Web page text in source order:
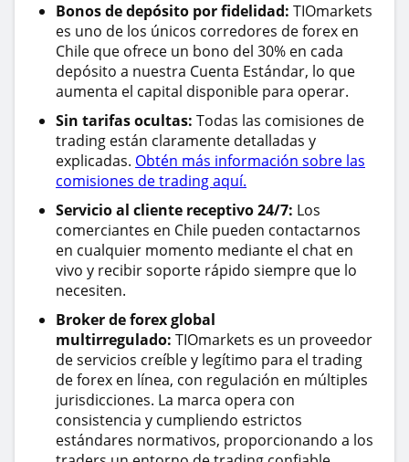
Bonos de depósito por fidelidad: TIOmarkets
es uno de los únicos corredores de forex en
Chile que ofrece un bono del 30% en cada
depósito a nuestra Cuenta Estándar, lo que
aumenta el capital disponible para operar.
Sin tarifas ocultas: Todas las comisiones de
trading están claramente detalladas y
explicadas. Obtén más información sobre las
comisiones de trading aquí.
Servicio al cliente receptivo 24/7: Los
comerciantes en Chile pueden contactarnos
en cualquier momento mediante el chat en
vivo y recibir soporte rápido siempre que lo
necesiten.
Broker de forex global
multirregulado: TIOmarkets es un proveedor
de servicios creíble y legítimo para el trading
de forex en línea, con regulación en múltiples
jurisdicciones. La marca opera con
consistencia y cumpliendo estrictos
estándares normativos, proporcionando a los